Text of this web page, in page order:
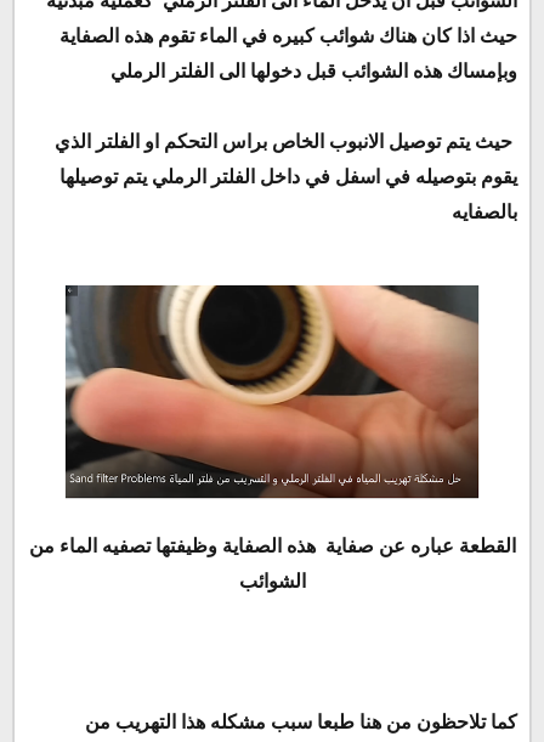
حيث اذا كان هناك شوائب كبيره في الماء تقوم هذه الصفاية
وبإمساك هذه الشوائب قبل دخولها الى الفلتر الرملي
حيث يتم توصيل الانبوب الخاص براس التحكم او الفلتر الذي
يقوم بتوصيله في اسفل في داخل الفلتر الرملي يتم توصيلها
بالصفايه
القطعة عباره عن صفاية هذه الصفاية وظيفتها تصفيه الماء من
الشوائب
كما تلاحظون من هنا طبعا سبب مشكله هذا التهريب من